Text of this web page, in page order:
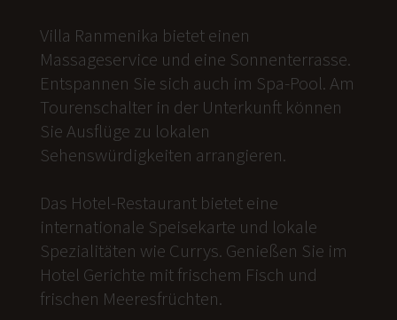
Villa Ranmenika bietet einen
Massageservice und eine Sonnenterrasse.
Entspannen Sie sich auch im Spa-Pool. Am
Tourenschalter in der Unterkunft können
Sie Ausflüge zu lokalen
Sehenswürdigkeiten arrangieren.
Das Hotel-Restaurant bietet eine
internationale Speisekarte und lokale
Spezialitäten wie Currys. Genießen Sie im
Hotel Gerichte mit frischem Fisch und
frischen Meeresfrüchten.